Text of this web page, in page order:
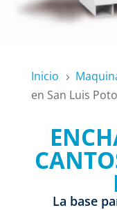
Inicio 5
en San Luis
La base